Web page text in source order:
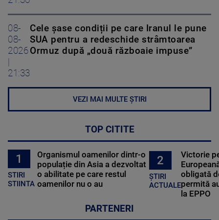
08-
08-
2026
21:33
Cele șase condiții pe care Iranul le pune
SUA pentru a redeschide strâmtoarea
Ormuz după „două războaie impuse”
VEZI MAI MULTE ȘTIRI
TOP CITITE
1
STIRI
STIINTA
Organismul oamenilor dintr-o
populație din Asia a dezvoltat
o abilitate pe care restul
oamenilor nu o au
2
ȘTIRI
ACTUALE
Victorie
obligată
permită
la EPPO
PARTENERI